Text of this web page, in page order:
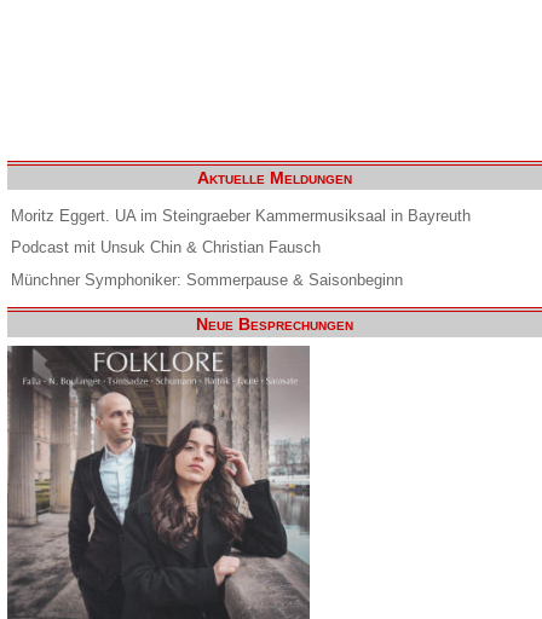
Aktuelle Meldungen
Moritz Eggert. UA im Steingraeber Kammermusiksaal in Bayreuth
Podcast mit Unsuk Chin & Christian Fausch
Münchner Symphoniker: Sommerpause & Saisonbeginn
Neue Besprechungen